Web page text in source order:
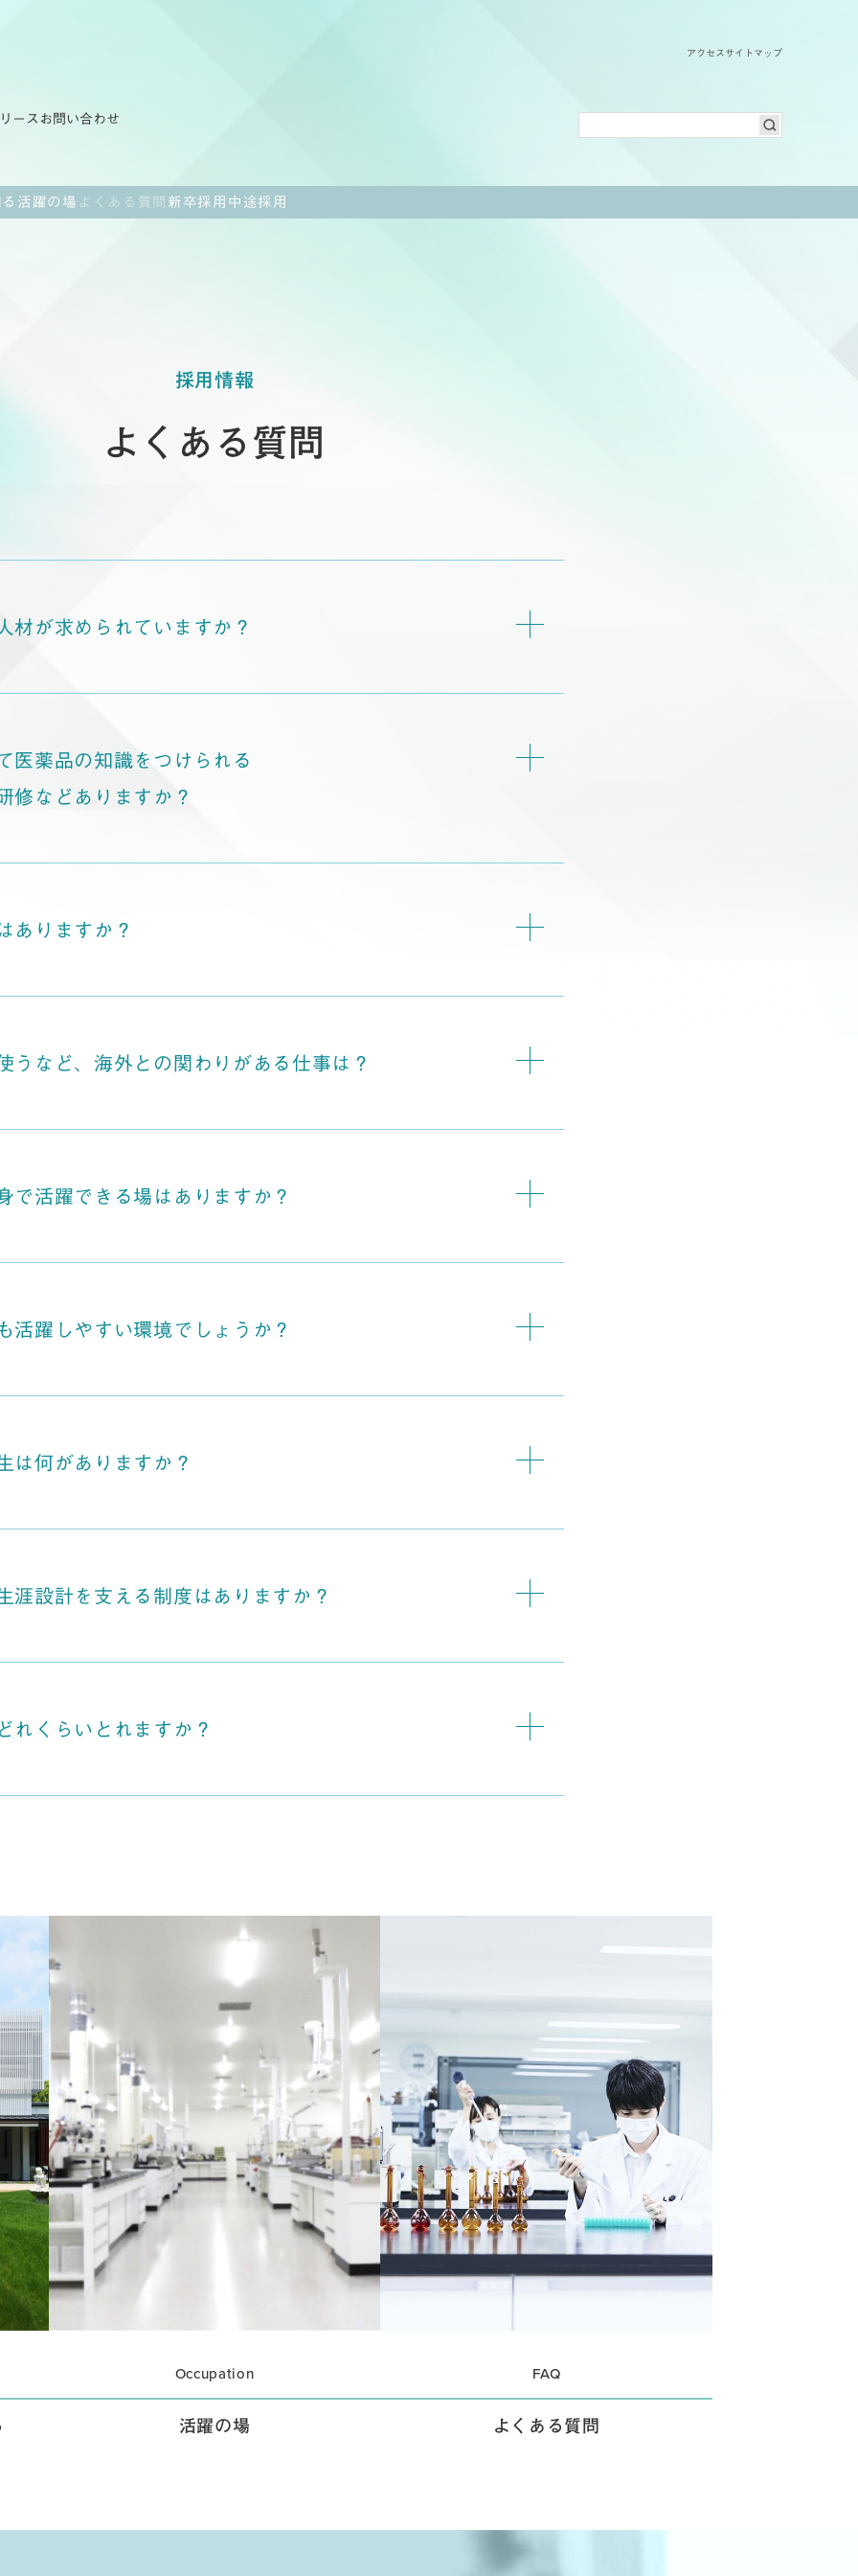
アクセス サイトマップ
ース お問い合わせ
活躍の場 よくある質問 新卒採用 中途採用
採用情報
よくある質問
材が求められていますか？
医薬品の知識をつけられる
修などありますか？
ありますか？
うなど、海外との関わりがある仕事は？
で活躍できる場はありますか？
活躍しやすい環境でしょうか？
は何がありますか？
涯設計を支える制度はありますか？
れくらいとれますか？
Occupation
活躍の場
FAQ
よくある質問